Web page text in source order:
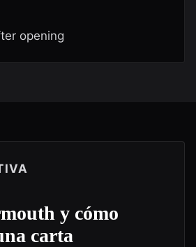
opening
y cómo
carta